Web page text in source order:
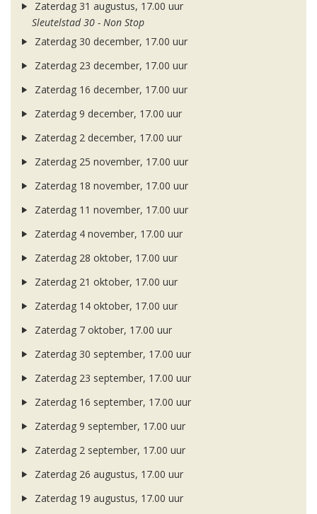
Zaterdag 31 augustus, 17.00 uur
Sleutelstad 30 - Non Stop
Zaterdag 30 december, 17.00 uur
Zaterdag 23 december, 17.00 uur
Zaterdag 16 december, 17.00 uur
Zaterdag 9 december, 17.00 uur
Zaterdag 2 december, 17.00 uur
Zaterdag 25 november, 17.00 uur
Zaterdag 18 november, 17.00 uur
Zaterdag 11 november, 17.00 uur
Zaterdag 4 november, 17.00 uur
Zaterdag 28 oktober, 17.00 uur
Zaterdag 21 oktober, 17.00 uur
Zaterdag 14 oktober, 17.00 uur
Zaterdag 7 oktober, 17.00 uur
Zaterdag 30 september, 17.00 uur
Zaterdag 23 september, 17.00 uur
Zaterdag 16 september, 17.00 uur
Zaterdag 9 september, 17.00 uur
Zaterdag 2 september, 17.00 uur
Zaterdag 26 augustus, 17.00 uur
Zaterdag 19 augustus, 17.00 uur